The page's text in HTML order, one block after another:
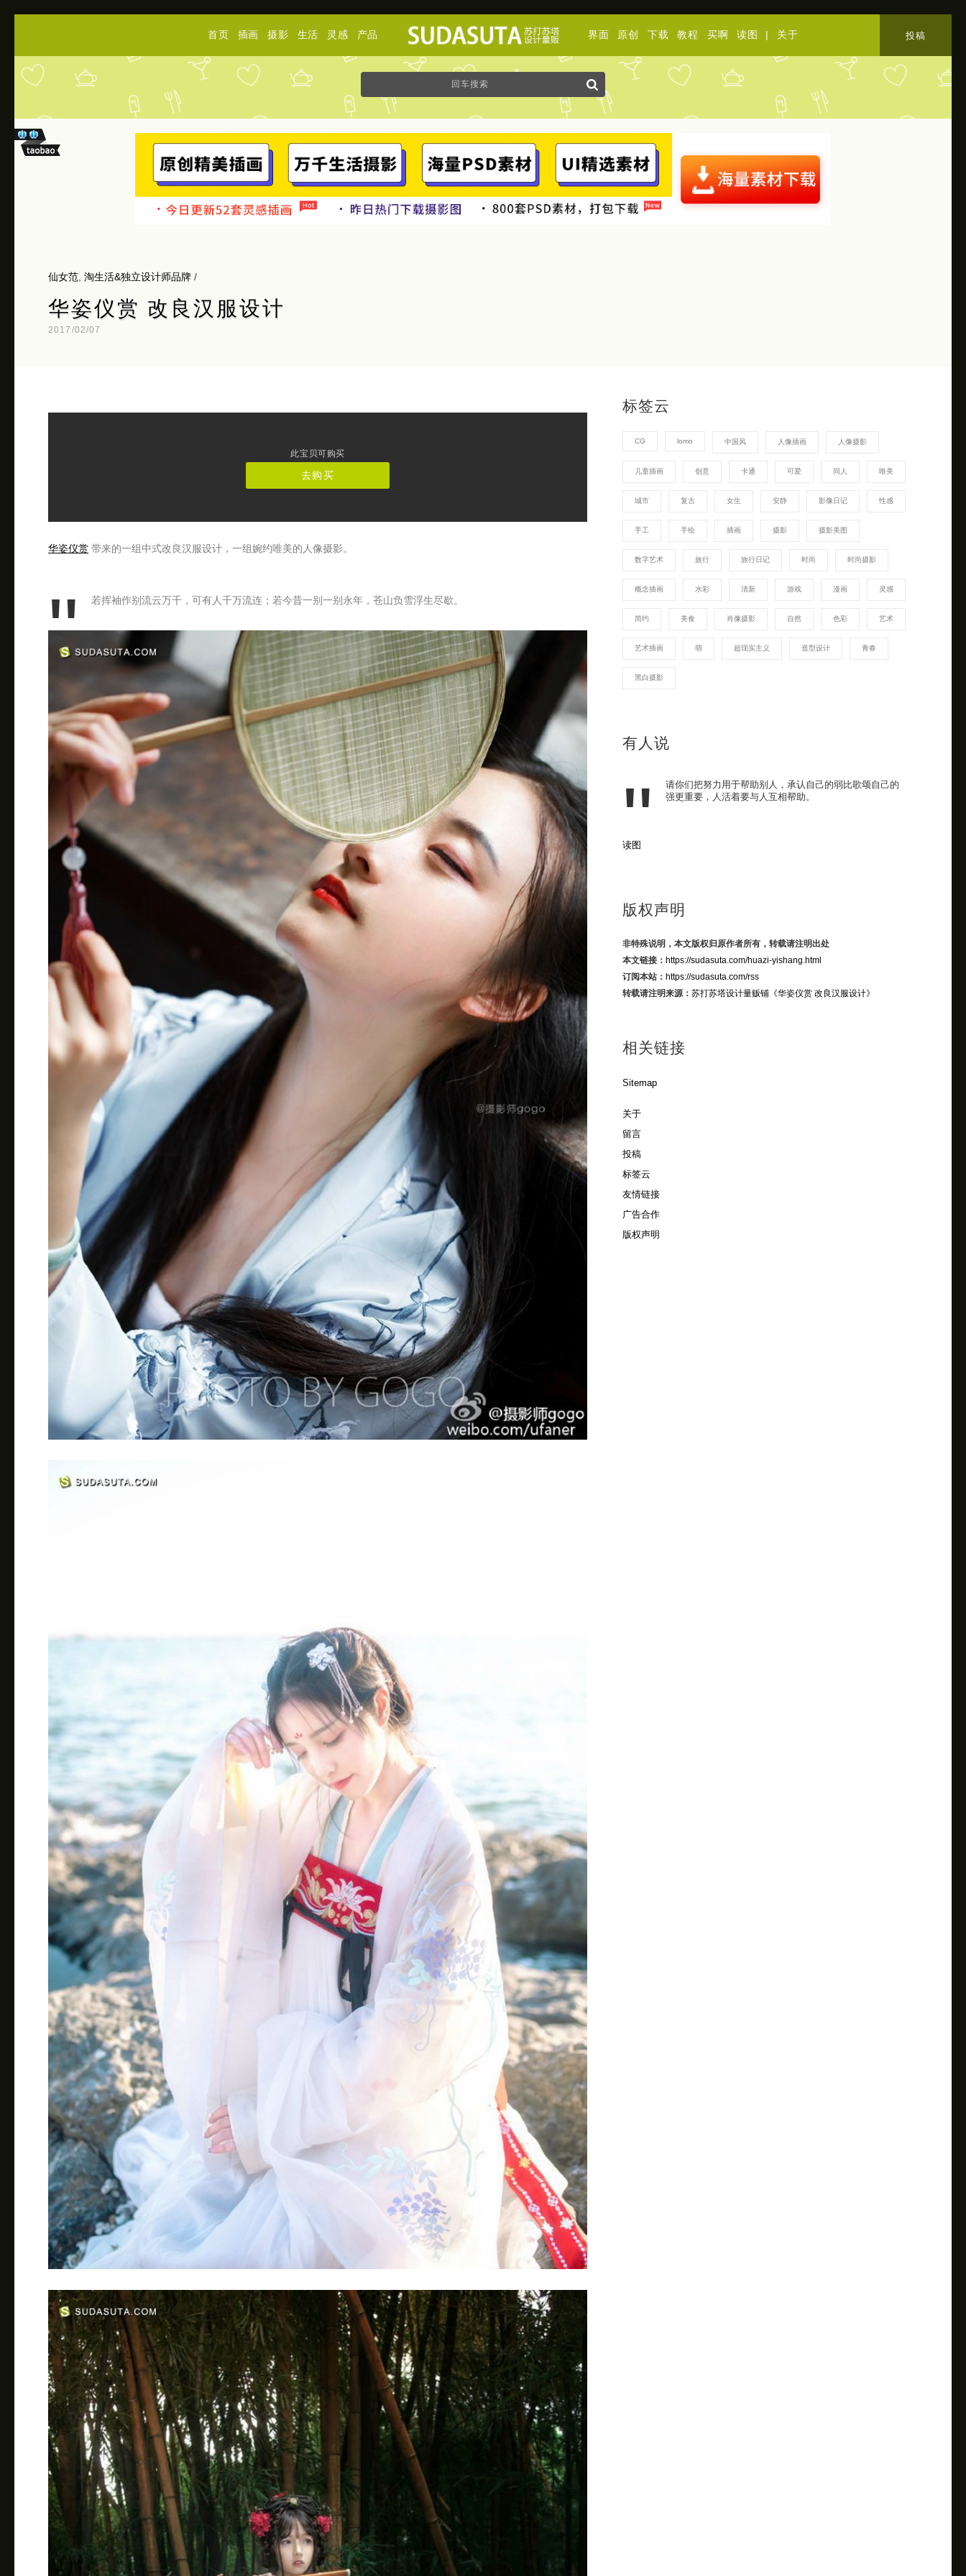
首页 插画 摄影 生活 灵感 产品 界面 原创 下载 教程 买啊 读图 | 关于 投稿
仙女范 淘生活&独立设计师品牌 /
华姿仪赏 改良汉服设计
2017/02/07
此宝贝可购买
去购买
华姿仪赏 带来的一组中式改良汉服设计，一组婉约唯美的人像摄影。
若挥袖作别流云万千，可有人千万流连；若今昔一别一别永年，苍山负雪浮生尽歇。
标签云
CG lomo 中国风 人像插画 人像摄影
儿童插画 创意 卡通 可爱 同人 唯美
城市 复古 女生 安静 影像日记 性感
手工 手绘 插画 摄影 摄影美图
数字艺术 旅行 旅行日记 时尚 时尚摄影
概念插画 水彩 清新 游戏 漫画 灵感
简约 美食 肖像摄影 自然 色彩 艺术
艺术插画 萌 超现实主义 造型设计 青春
黑白摄影
有人说
请你们把努力用于帮助别人，承认自己的弱比歌颂自己的
强更重要，人活着要与人互相帮助。
读图
版权声明
非特殊说明，本文版权归原作者所有，转载请注明出处
本文链接： https://sudasuta.com/huazi-yishang.html
订阅本站： https://sudasuta.com/rss
转载请注明来源： 苏打苏塔设计量贩铺《华姿仪赏 改良汉服设计》
相关链接
Sitemap
关于
留言
投稿
标签云
友情链接
广告合作
版权声明